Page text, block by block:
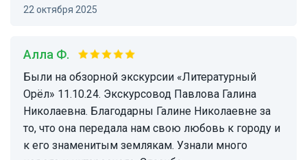
22 октября 2025
Алла Ф.
Были на обзорной экскурсии «Литературный
Орёл» 11.10.24. Экскурсовод Павлова Галина
Николаевна. Благодарны Галине Николаевне за
то, что она передала нам свою любовь к городу и
к его знаменитым землякам. Узнали много